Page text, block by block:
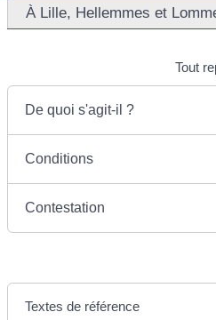
À Lille, Hellemmes et
Tout
De quoi s'agit-il ?
Conditions
Contestation
Textes de référence